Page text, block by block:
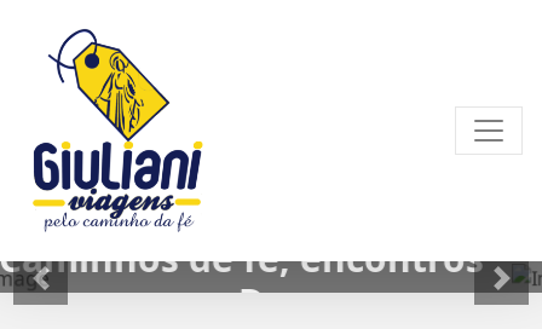
Peregrine conosco para
Canção Nova